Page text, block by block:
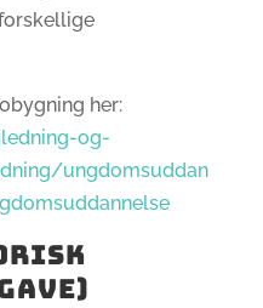
her:
og-
ungdomsuddan